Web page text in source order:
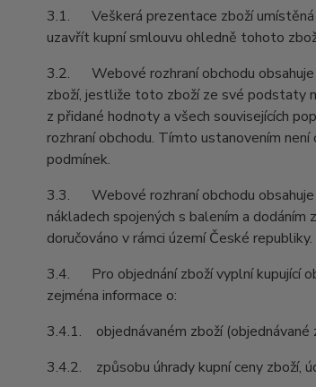
3.1. Veškerá prezentace zboží umístěná
uzavřít kupní smlouvu ohledně tohoto
3.2. Webové rozhraní obchodu obsahuje
zboží, jestliže toto zboží ze své podstaty
z přidané hodnoty a všech souvisejících
rozhraní obchodu. Tímto ustanovením
podmínek.
3.3. Webové rozhraní obchodu obsahuje
nákladech spojených s balením a
doručováno v rámci území České republiky.
3.4. Pro objednání zboží vyplní kupující
zejména informace o:
3.4.1. objednávaném zboží (objednávané
3.4.2. způsobu úhrady kupní ceny zboží,